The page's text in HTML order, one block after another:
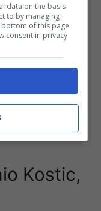
ultime notizie (La
Kostic,
data on the basis
to by managing
of this page
consent in privacy